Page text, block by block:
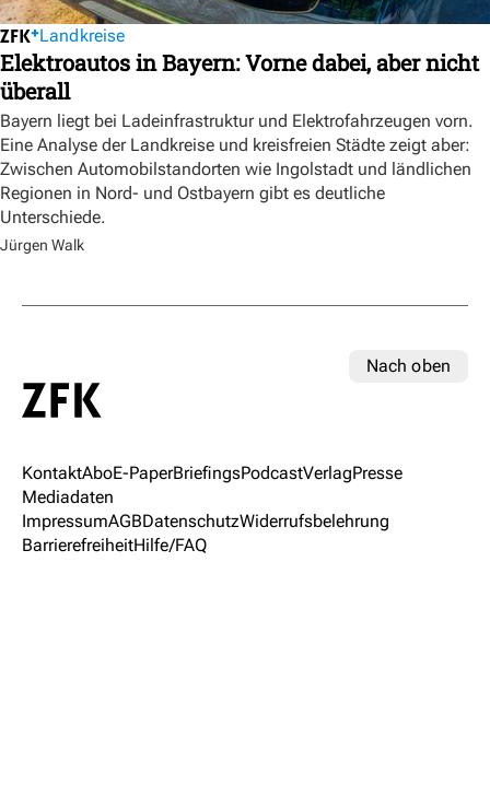
Landkreise
Elektroautos in Bayern: Vorne dabei, aber nicht
überall
Bayern liegt bei Ladeinfrastruktur und Elektrofahrzeugen vorn.
Eine Analyse der Landkreise und kreisfreien Städte zeigt aber:
Zwischen Automobilstandorten wie Ingolstadt und ländlichen
Regionen in Nord- und Ostbayern gibt es deutliche
Unterschiede.
Jürgen Walk
Nach oben
KontaktAboE-PaperBriefingsPodcastVerlagPresse
Mediadaten
ImpressumAGBDatenschutzWiderrufsbelehrung
BarrierefreiheitHilfe/FAQ